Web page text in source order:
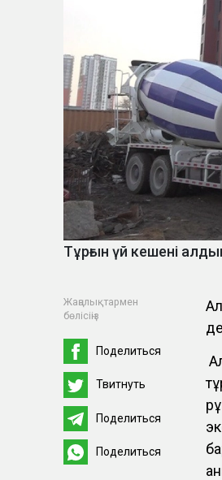
Тұрғын үй кешені
Жаңалықтармен
бөлісіңіз
Поделиться
Твитнуть
Поделиться
Поделиться